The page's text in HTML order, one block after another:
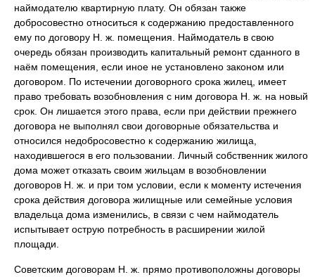
наймодателю квартирную плату. Он обязан также
добросовестно относиться к содержанию предоставленного
ему по договору Н. ж. помещения. Наймодатель в свою
очередь обязан производить капитальный ремонт сданного в
наём помещения, если иное не установлено законом или
договором. По истечении договорного срока жилец, имеет
право требовать возобновления с ним договора Н. ж. на новый
срок. Он лишается этого права, если при действии прежнего
договора не выполнял свои договорные обязательства и
относился недобросовестно к содержанию жилища,
находившегося в его пользовании. Личный собственник жилого
дома может отказать своим жильцам в возобновлении
договоров Н. ж. и при том условии, если к моменту истечения
срока действия договора жилищные или семейные условия
владельца дома изменились, в связи с чем наймодатель
испытывает острую потребность в расширении жилой
площади.
Советским договорам Н. ж. прямо противоположны договоры